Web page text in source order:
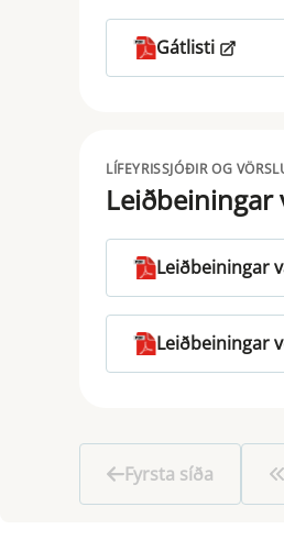
Gátlisti
LÍFEYRISSJÓÐIR OG
Leiðbeiningar
Leiðbeiningar
Fyrsta síða